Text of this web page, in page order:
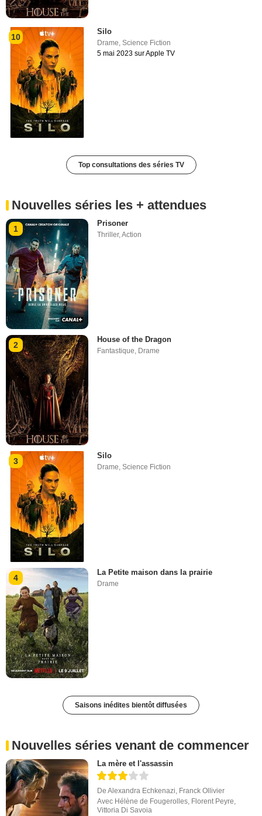
10
Silo
Drame,Science Fiction
5 mai 2023 sur Apple TV
Top consultations des séries TV
Nouvelles séries les + attendues
1
Prisoner
Thriller,Action
2
House of the Dragon
Fantastique, Drame
3
Silo
Drame,Science Fiction
4
La Petite maison dans la prairie
Drame
Saisons inédites bientôt diffusées
Nouvelles séries venant de commencer
La mère et l'assassin
DeAlexandra Echkenazi, Franck Ollivier
Avec Hélène de Fougerolles, Florent Peyre,
Vittoria Di Savoia